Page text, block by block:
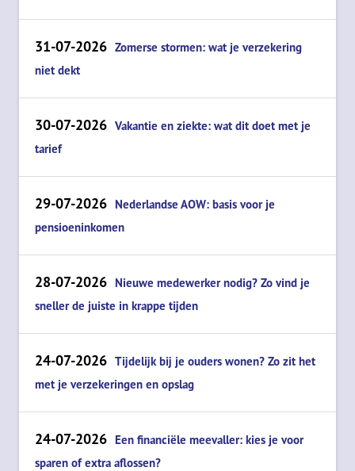
31-07-2026 Zomerse stormen: wat je verzekering
niet dekt
30-07-2026 Vakantie en ziekte: wat dit doet met je
tarief
29-07-2026 Nederlandse AOW: basis voor je
pensioeninkomen
28-07-2026 Nieuwe medewerker nodig? Zo vind je
sneller de juiste in krappe tijden
24-07-2026 Tijdelijk bij je ouders wonen? Zo zit het
met je verzekeringen en opslag
24-07-2026 Een financiële meevaller: kies je voor
sparen of extra aflossen?